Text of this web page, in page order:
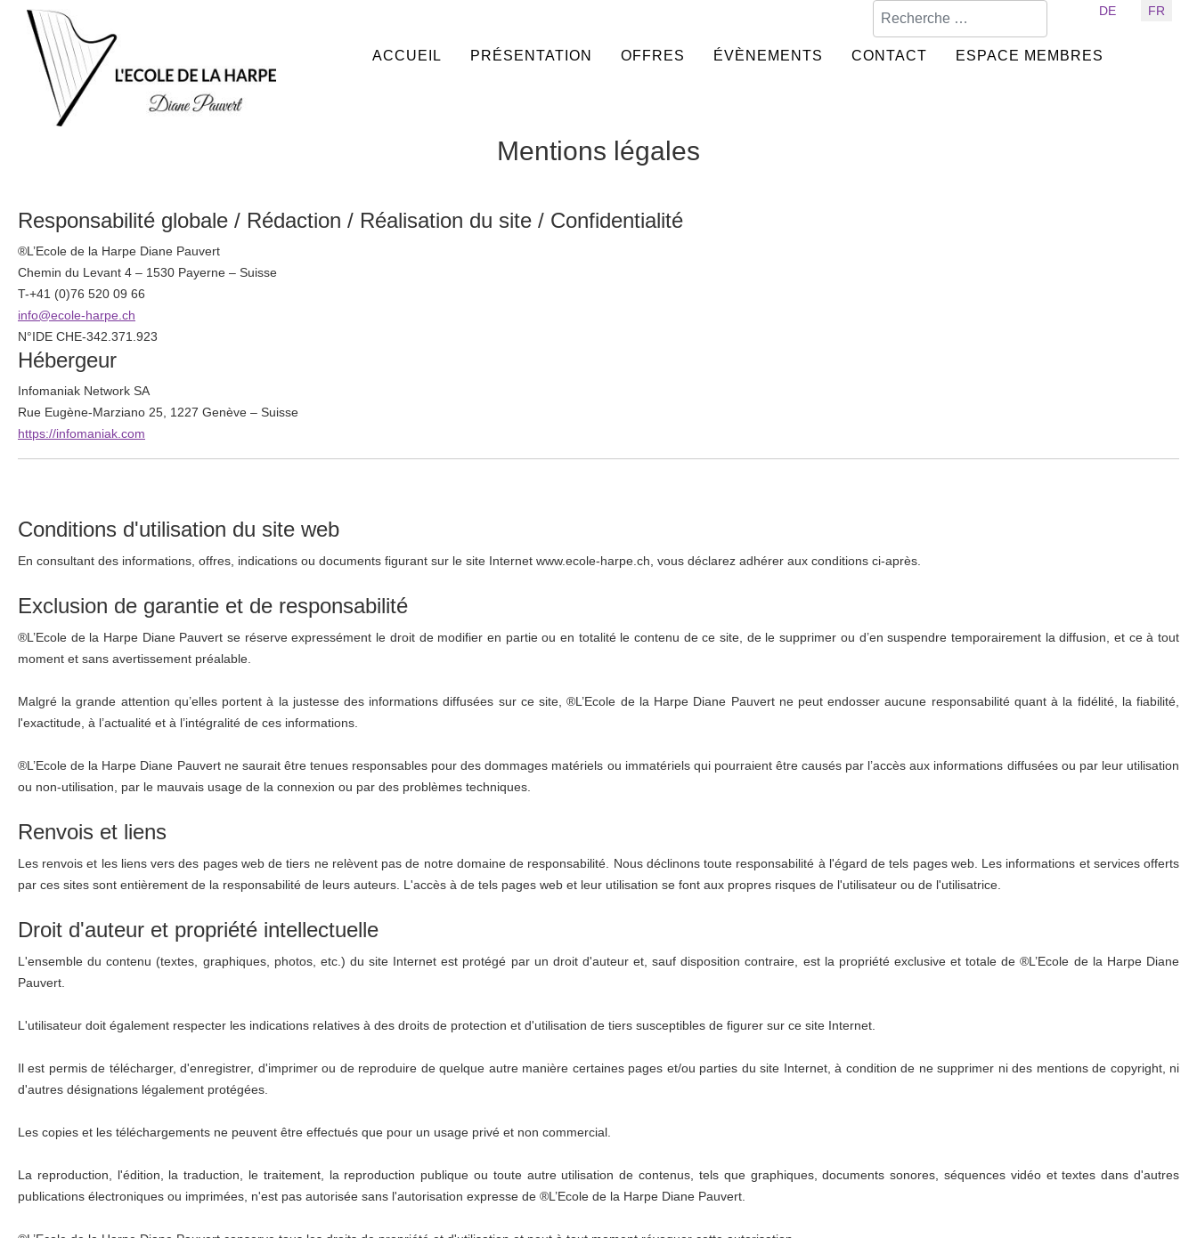
Sélectionnez votre langue
DE FR
ACCUEIL PRÉSENTATION OFFRES ÉVÈNEMENTS CONTACT ESPACE MEMBRES
Mentions légales
Responsabilité globale / Rédaction / Réalisation du site / Confidentialité
®L’Ecole de la Harpe Diane Pauvert
Chemin du Levant 4 – 1530 Payerne – Suisse
T-+41 (0)76 520 09 66
info@ecole-harpe.ch
N°IDE CHE-342.371.923
Hébergeur
Infomaniak Network SA
Rue Eugène-Marziano 25, 1227 Genève – Suisse
https://infomaniak.com
Conditions d'utilisation du site web
En consultant des informations, offres, indications ou documents figurant sur le site Internet www.ecole-harpe.ch, vous déclarez adhérer aux conditions ci-après.
Exclusion de garantie et de responsabilité
®L’Ecole de la Harpe Diane Pauvert se réserve expressément le droit de modifier en partie ou en totalité le contenu de ce site, de le supprimer ou d’en suspendre temporairement la diffusion, et ce à tout
moment et sans avertissement préalable.
Malgré la grande attention qu’elles portent à la justesse des informations diffusées sur ce site, ®L’Ecole de la Harpe Diane Pauvert ne peut endosser aucune responsabilité quant à la fidélité, la fiabilité,
l'exactitude, à l’actualité et à l’intégralité de ces informations.
®L’Ecole de la Harpe Diane Pauvert ne saurait être tenues responsables pour des dommages matériels ou immatériels qui pourraient être causés par l’accès aux informations diffusées ou par leur utilisation
ou non-utilisation, par le mauvais usage de la connexion ou par des problèmes techniques.
Renvois et liens
Les renvois et les liens vers des pages web de tiers ne relèvent pas de notre domaine de responsabilité. Nous déclinons toute responsabilité à l'égard de tels pages web. Les informations et services offerts
par ces sites sont entièrement de la responsabilité de leurs auteurs. L'accès à de tels pages web et leur utilisation se font aux propres risques de l'utilisateur ou de l'utilisatrice.
Droit d'auteur et propriété intellectuelle
L'ensemble du contenu (textes, graphiques, photos, etc.) du site Internet est protégé par un droit d'auteur et, sauf disposition contraire, est la propriété exclusive et totale de ®L’Ecole de la Harpe Diane
Pauvert.
L'utilisateur doit également respecter les indications relatives à des droits de protection et d'utilisation de tiers susceptibles de figurer sur ce site Internet.
Il est permis de télécharger, d'enregistrer, d'imprimer ou de reproduire de quelque autre manière certaines pages et/ou parties du site Internet, à condition de ne supprimer ni des mentions de copyright, ni
d'autres désignations légalement protégées.
Les copies et les téléchargements ne peuvent être effectués que pour un usage privé et non commercial.
La reproduction, l'édition, la traduction, le traitement, la reproduction publique ou toute autre utilisation de contenus, tels que graphiques, documents sonores, séquences vidéo et textes dans d'autres
publications électroniques ou imprimées, n'est pas autorisée sans l'autorisation expresse de ®L’Ecole de la Harpe Diane Pauvert.